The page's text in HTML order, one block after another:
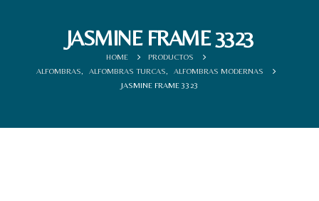
JASMINE FRAME 3323
HOME
PRODUCTOS
ALFOMBRAS
ALFOMBRAS TURCAS
ALFOMBRAS MODERNAS
JASMINE FRAME 3323